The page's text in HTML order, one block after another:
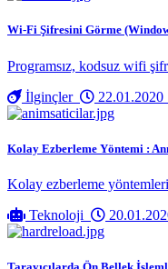
Wi-Fi Şifresini Görme
Programsız, kodsuz wifi
İlginçler
22.01.2020
Kolay Ezberleme Yöntemi :
Kolay ezberleme
Teknoloji